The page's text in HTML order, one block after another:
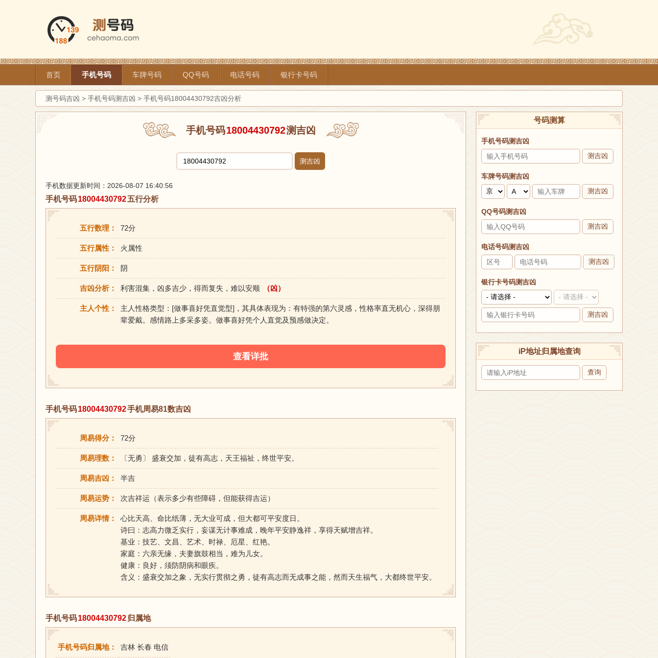
首页 手机号码 车牌号码 QQ号码 电话号码 银行卡号码
测号码吉凶 > 手机号码测吉凶 > 手机号码18004430792吉凶分析
手机号码18004430792测吉凶
测吉凶
手机数据更新时间：2026-08-07 16:40:56
手机号码18004430792五行分析
五行数理： 72分
五行属性： 火属性
五行阴阳： 阴
吉凶分析： 利害混集，凶多吉少，得而复失，难以安顺 （凶）
主人个性：
主人性格类型：[做事喜好凭直觉型]，其具体表现为：有特强的第六灵感，性格率直无机心，深得朋
辈爱戴。感情路上多采多姿。做事喜好凭个人直觉及预感做决定。
查看详批
手机号码18004430792手机周易81数吉凶
周易得分： 72分
周易理数： 〔无勇〕 盛衰交加，徒有高志，天王福祉，终世平安。
周易吉凶： 半吉
周易运势： 次吉祥运（表示多少有些障碍，但能获得吉运）
周易详情：
心比天高、命比纸薄，无大业可成，但大都可平安度日。
诗曰：志高力微乏实行，妄谋无计事难成，晚年平安静逸祥，享得天赋增吉祥。
基业：技艺、文昌、艺术、时禄、厄星、红艳。
家庭：六亲无缘，夫妻旗鼓相当，难为儿女。
健康：良好，须防阴病和眼疾。
含义：盛衰交加之象，无实行贯彻之勇，徒有高志而无成事之能，然而天生福气，大都终世平安。
手机号码18004430792归属地
手机号码归属地： 吉林 长春 电信
号码测算
手机号码测吉凶
测吉凶
车牌号码测吉凶
测吉凶
QQ号码测吉凶
测吉凶
电话号码测吉凶
测吉凶
银行卡号码测吉凶
测吉凶
iP地址归属地查询
查询